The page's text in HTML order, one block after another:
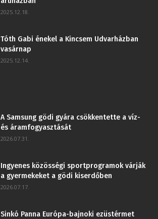
2025.12.18.
Tóth Gabi énekel a Kincsem Udvarházban
vasárnap
2025.12.14.
A Samsung gödi gyára csökkentette a víz-
és áramfogyasztását
2026.07.31.
Ingyenes közösségi sportprogramok várják
a gyermekeket a gödi kiserdőben
2026.07.17.
Sinkó Panna Európa-bajnoki ezüstérmet